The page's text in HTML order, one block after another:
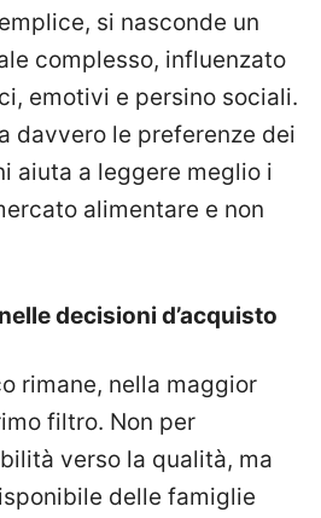
si nasconde un
complesso, influenzato
emotivi e persino sociali.
davvero le preferenze dei
aiuta a leggere meglio i
alimentare e non
decisioni d’acquisto
rimane, nella maggior
filtro. Non per
verso la qualità, ma
delle famiglie